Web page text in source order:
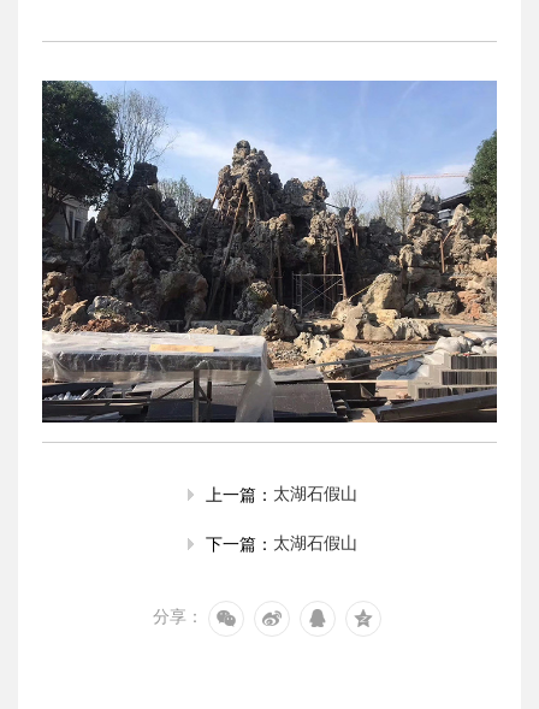
上一篇： 太湖石假山
下一篇： 太湖石假山
分享：